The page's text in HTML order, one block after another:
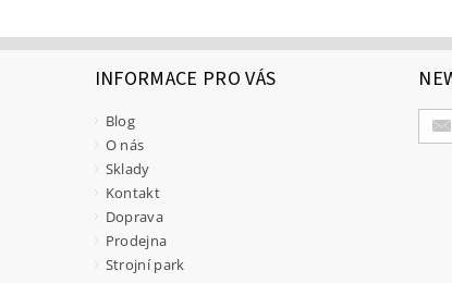
INFORMACE PRO VÁS
Blog
O nás
Sklady
Kontakt
Doprava
Prodejna
Strojní park